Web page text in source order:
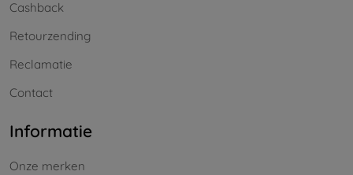
Cashback
Retourzending
Reclamatie
Contact
Informatie
Onze merken